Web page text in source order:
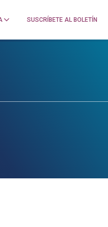
SUSCRÍBETE AL BOLETÍN